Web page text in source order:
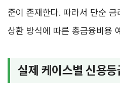
준이 존재한다. 따라서 단순
상환 방식에 따른 총금융비용
실제 케이스별 신용등